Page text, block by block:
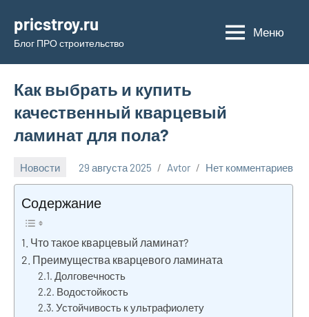
содержимому
pricstroy.ru
Блог ПРО строительство
Меню
Как выбрать и купить
качественный кварцевый
ламинат для пола?
Новости 29 августа 2025 Avtor Нет комментариев
Содержание
Что такое кварцевый ламинат?
Преимущества кварцевого ламината
Долговечность
Водостойкость
Устойчивость к ультрафиолету